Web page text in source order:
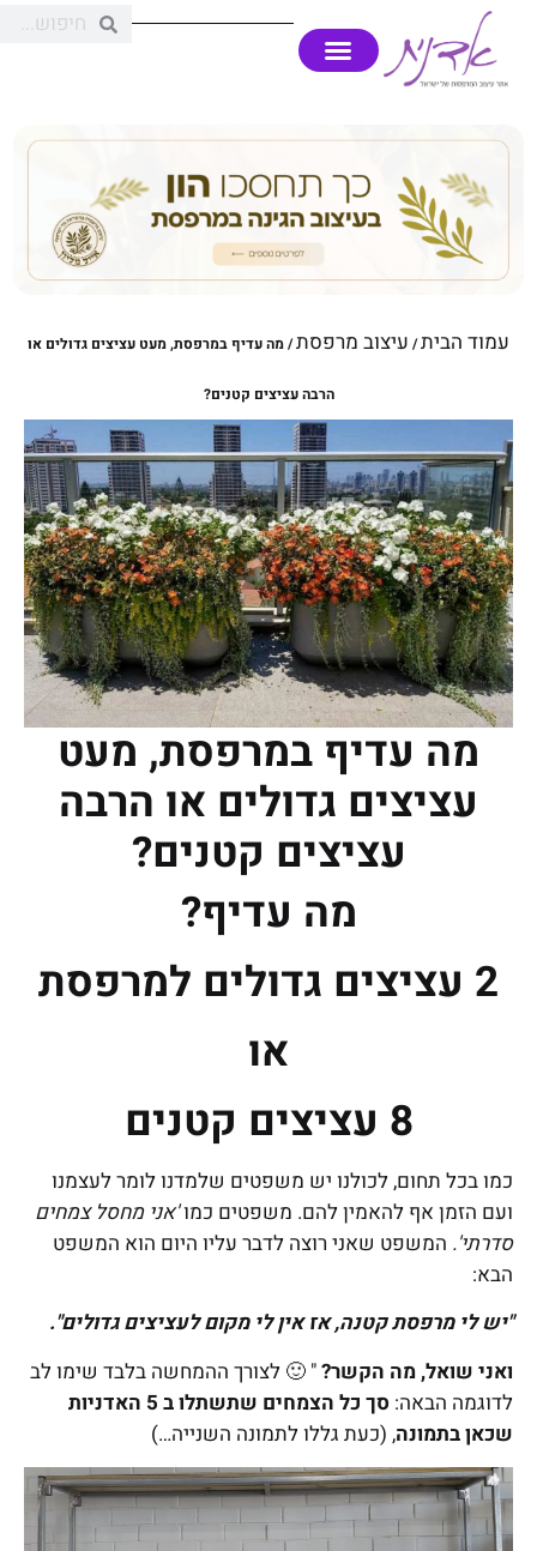
עמוד הבית/עיצוב מרפסת/ מה עדיף במרפסת, מעט עציצים גדולים או
הרבה עציצים קטנים?
מה עדיף במרפסת, מעט
עציצים גדולים או הרבה
עציצים קטנים?
מה עדיף?
או
כמו בכל תחום, לכולנו יש משפטים שלמדנו לומר לעצמנו
ועם הזמן אף להאמין להם. משפטים כמו'אני מחסל צמחים
סדרתי'.המשפט שאני רוצה לדבר עליו היום הוא המשפט
הבא:
"יש לי מרפסת קטנה, אז אין לי מקום לעציצים גדולים".
ואני שואל,מה הקשר?" 🙂 לצורך ההמחשה בלבד שימו לב
לדוגמה הבאה:
סך כל הצמחים שתשתלו ב 5 האדניות
שכאן בתמונה, (כעת גללו לתמונה השנייה…)